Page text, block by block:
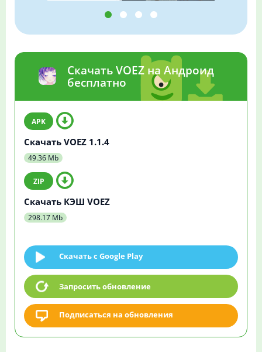
Скачать VOEZ на Андроид
бесплатно
Скачать VOEZ 1.1.4
49.36 Mb
Скачать КЭШ VOEZ
298.17 Mb
Скачать c Google Play
Запросить обновление
Подписаться на обновления